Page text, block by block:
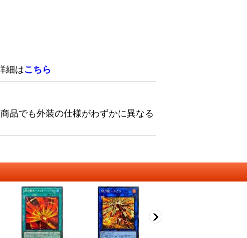
細はこちら
品でも外装の仕様がわずかに異なる